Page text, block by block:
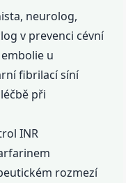
neurolog,
v prevenci cévní
u
fibrilací síní
při
INR
rozmezí